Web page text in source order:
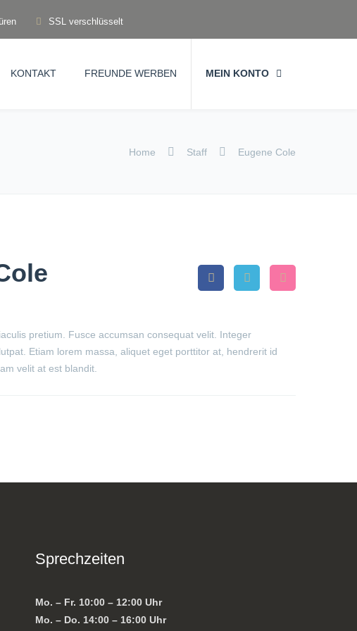
SSL verschlüsselt
KONTAKT FREUNDE WERBEN MEIN KONTO
Home Staff Eugene Cole
pretium. Fusce accumsan consequat velit. Integer
Etiam lorem massa, aliquet eget porttitor at, hendrerit id
velit at est blandit.
Sprechzeiten
Mo. – Fr. 10:00 – 12:00 Uhr
Mo. – Do. 14:00 – 16:00 Uhr